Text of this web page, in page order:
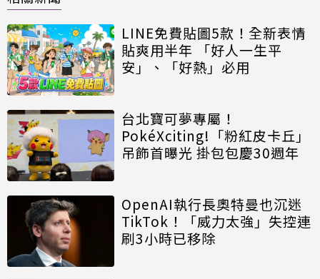
LINE免費貼圖5款！全新表情
貼爽用半年 「好人一生平
安」、「好熱」必用
台北寶可夢專屬！
PokéXciting!「粉紅皮卡丘」
吊飾首曝光 掛包包慶30週年
OpenAI執行長奧特曼也沉迷
TikTok！「威力太強」失控連
刷3小時已移除